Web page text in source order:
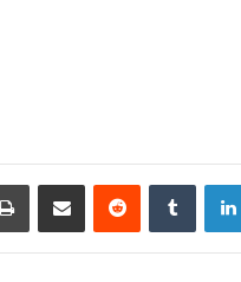
لينكدإن مشاركة عبر البريد